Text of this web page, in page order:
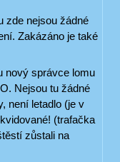
zde nejsou žádné
Zakázáno je také
nový správce lomu
Nejsou tu žádné
není letadlo (je v
(trafačka
zůstali na